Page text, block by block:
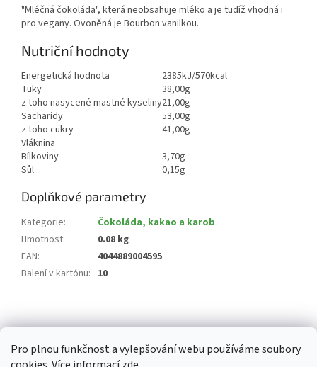
Pro plnou funkčnost a vylepšování webu používáme soubory
"Mléčná čokoláda", která neobsahuje mléko a je tudíž vhodná i
pro vegany. Ovoněná je Bourbon vanilkou.
Nutriční hodnoty
Energetická hodnota
2385kJ/570kcal
Tuky
38,00g
z toho nasycené mastné kyseliny21,00g
Sacharidy
53,00g
z toho cukry
41,00g
Vláknina
Bílkoviny
3,70g
Sůl
0,15g
Doplňkové parametry
Kategorie:
Čokoláda, kakao a karob
Hmotnost:
0.08 kg
EAN:
4044889004595
Balení v kartónu: 10
á